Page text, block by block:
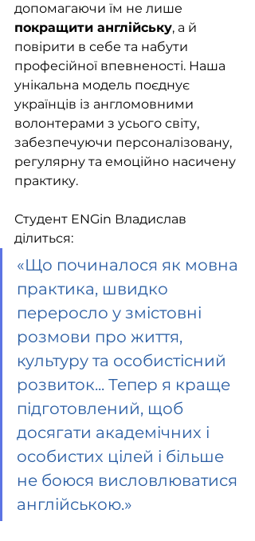
допомагаючи їм не лише
покращити англійську, а й
повірити в себе та набути
професійної впевненості. Наша
унікальна модель поєднує
українців із англомовними
волонтерами з усього світу,
забезпечуючи персоналізовану,
регулярну та емоційно насичену
практику.
Студент ENGin Владислав
ділиться:
«Що починалося як мовна
практика, швидко
переросло у змістовні
розмови про життя,
культуру та особистісний
розвиток... Тепер я краще
підготовлений, щоб
досягати академічних і
особистих цілей і більше
не боюся висловлюватися
англійською.»